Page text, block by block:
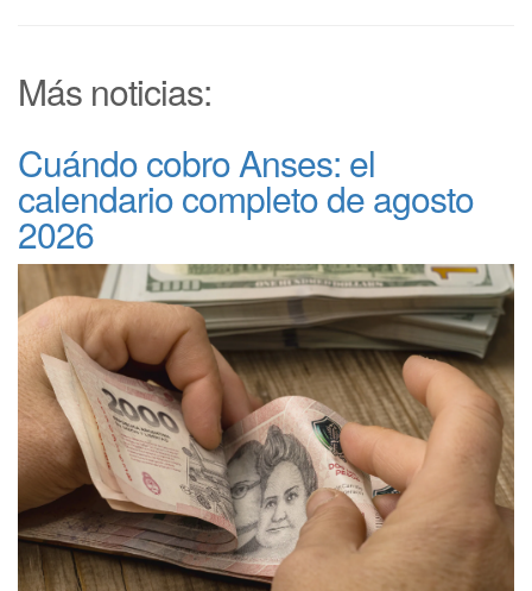
Más noticias:
Cuándo cobro Anses: el
calendario completo de agosto
2026